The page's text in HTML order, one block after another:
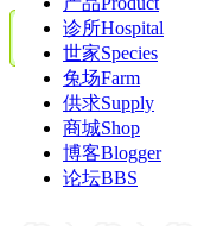
诊所Hospital
世家Species
兔场Farm
供求Supply
商城Shop
博客Blogger
论坛BBS